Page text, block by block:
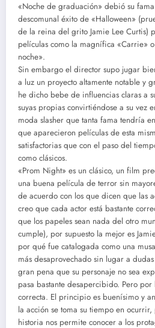
«Noche de graduación» debió su
descomunal éxito de «Halloween»
de la reina del grito Jamie Lee Curtis)
películas como la magnífica «Carrie»
noche».
Sin embargo el director supo jugar
a luz un proyecto altamente notable y
he dicho bebe de influencias claras a
suyas propias convirtiéndose a su vez
moda slasher que tanta fama tendría
que aparecieron películas de esta
satisfactorias que con el paso del
como clásicos.
«Prom Night» es un clásico, un film
una buena película de terror sin
de acuerdo con los que dicen que las
creo que cada actor está bastante
que los papeles sean nada del otro
cumple), por supuesto la mejor es
por qué fue catalogada como una
más desaprovechado sin lugar a
gran pena que su personaje no sea
pasa bastante desapercibido. Pero
correcta. El principio es buenísimo y
la acción se toma su tiempo en
historia nos permite conocer a los